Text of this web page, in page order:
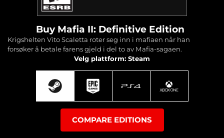
Buy Mafia II: Definitive Edition
Krigshelten Vito Scaletta roter seg inn i mafiaen når han
forsøker å betale farens gjeld i del to av Mafia-sagaen.
Velg plattform: Steam
COMPARE EDITIONS